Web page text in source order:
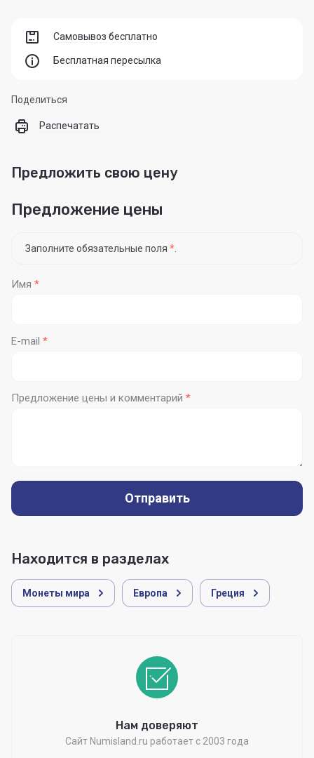
Самовывоз бесплатно
Бесплатная пересылка
Поделиться
Распечатать
Предложить свою цену
Предложение цены
Заполните обязательные поля *
Имя *
E-mail *
Предложение цены и комментарий *
Отправить
Находится в разделах
Монеты мира Европа Греция
Нам доверяют
Сайт Numisland.ru работает с 2003 года